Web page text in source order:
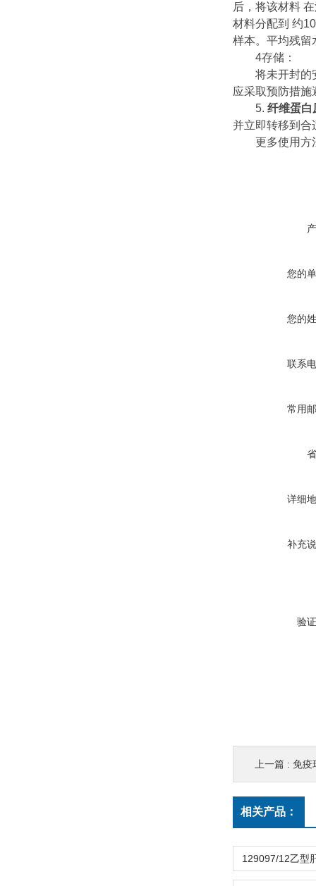
后，将该材料
材料分配到 约
样本。平均残留
4存储：
将未开封的安
应采取预防措施
5. 纤维蛋白
并立即转移到合
更多使用方
您的
您的
联系
常用
详细
补充
验
上一篇 : 免疫
相关产品：